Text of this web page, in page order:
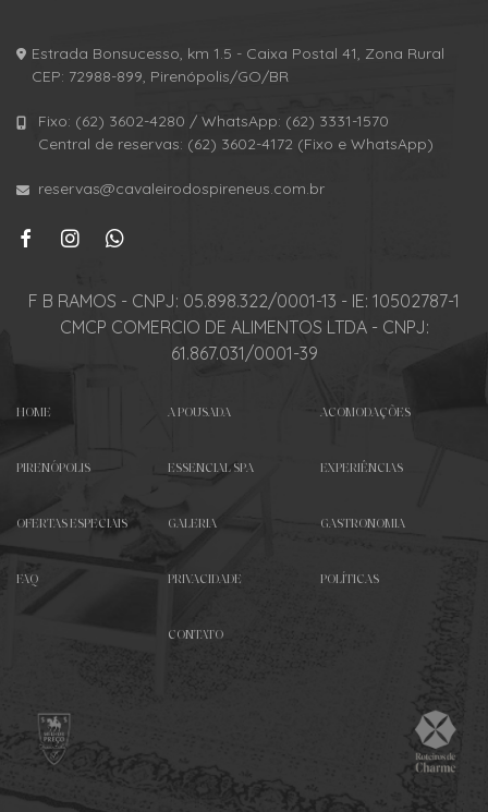
Estrada Bonsucesso, km 1.5 - Caixa Postal 41, Zona Rural
CEP: 72988-899, Pirenópolis/GO/BR
Fixo: (62) 3602-4280 / WhatsApp: (62) 3331-1570
Central de reservas: (62) 3602-4172 (Fixo e WhatsApp)
reservas@cavaleirodospireneus.com.br
F B RAMOS - CNPJ: 05.898.322/0001-13 - IE: 10502787-1
CMCP COMERCIO DE ALIMENTOS LTDA - CNPJ:
61.867.031/0001-39
HOME A POUSADA ACOMODAÇÕES
PIRENÓPOLIS ESSENCIAL SPA EXPERIÊNCIAS
OFERTAS ESPECIAIS GALERIA GASTRONOMIA
FAQ PRIVACIDADE POLÍTICAS
CONTATO